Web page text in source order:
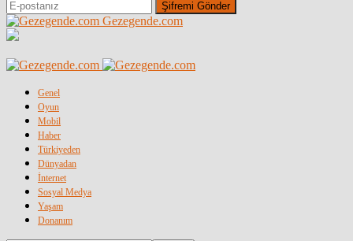
Gezegende.com
Genel
Oyun
Mobil
Haber
Türkiyeden
Dünyadan
İnternet
Sosyal Medya
Yaşam
Donanım